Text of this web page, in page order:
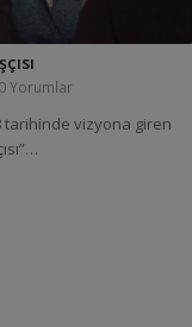
0 Yorumlar
tarihinde vizyona giren